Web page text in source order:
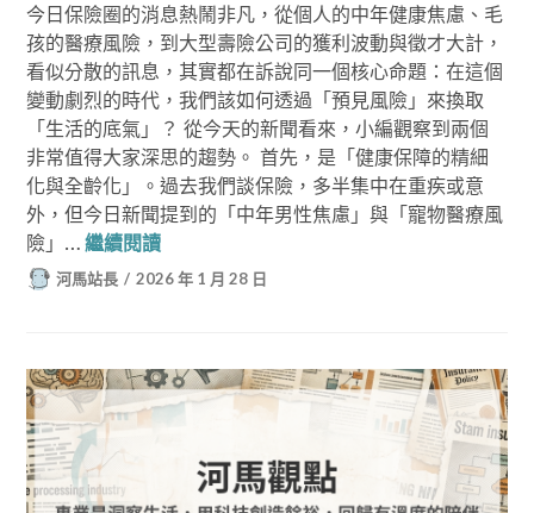
今日保險圈的消息熱鬧非凡，從個人的中年健康焦慮、毛
孩的醫療風險，到大型壽險公司的獲利波動與徵才大計，
看似分散的訊息，其實都在訴說同一個核心命題：在這個
變動劇烈的時代，我們該如何透過「預見風險」來換取
「生活的底氣」？ 從今天的新聞看來，小編觀察到兩個
非常值得大家深思的趨勢。 首先，是「健康保障的精細
化與全齡化」。過去我們談保險，多半集中在重疾或意
外，但今日新聞提到的「中年男性焦慮」與「寵物醫療風
險」…繼續閱讀保險要聞｜2026/01/28
河馬站長 2026 年 1 月 28 日